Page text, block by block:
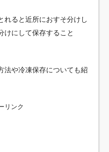
れると近所におすそ分けし
けにして保存すること
法や冷凍保存についても紹
リンク